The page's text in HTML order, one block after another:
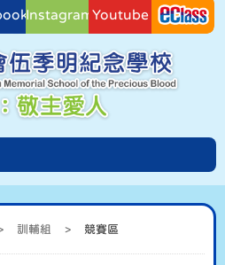
InstagramYoutube
訓輔組 > 競賽區